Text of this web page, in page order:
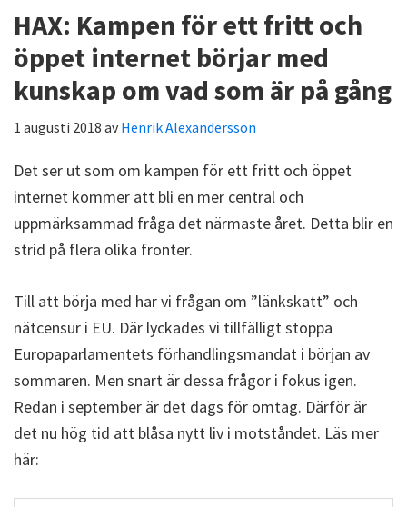
HAX: Kampen för ett fritt och
öppet internet börjar med
kunskap om vad som är på gång
1 augusti 2018 avHenrik Alexandersson
Det ser ut som om kampen för ett fritt och öppet
internet kommer att bli en mer central och
uppmärksammad fråga det närmaste året. Detta blir en
strid på flera olika fronter.
Till att börja med har vi frågan om ”länkskatt” och
nätcensur i EU. Där lyckades vi tillfälligt stoppa
Europaparlamentets förhandlingsmandat i början av
sommaren. Men snart är dessa frågor i fokus igen.
Redan i september är det dags för omtag. Därför är
det nu hög tid att blåsa nytt liv i motståndet. Läs mer
här: